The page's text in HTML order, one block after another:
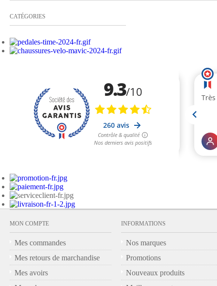
CATÉGORIES
MON COMPTE
Mes commandes
Mes retours de marchandise
Mes avoirs
INFORMATIONS
Nos marques
Promotions
Nouveaux produits